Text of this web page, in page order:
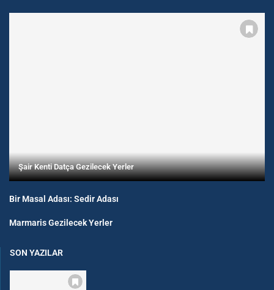
Şair Kenti Datça Gezilecek Yerler
Bir Masal Adası: Sedir Adası
Marmaris Gezilecek Yerler
SON YAZILAR